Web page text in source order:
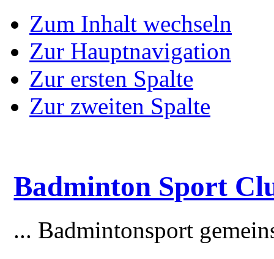
Zum Inhalt wechseln
Zur Hauptnavigation
Zur ersten Spalte
Zur zweiten Spalte
Badminton Sport
... Badmintonsport